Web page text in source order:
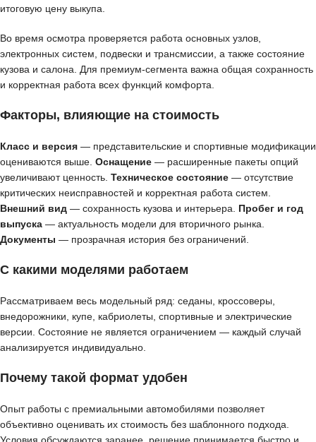
итоговую цену выкупа.
Во время осмотра проверяется работа основных узлов,
электронных систем, подвески и трансмиссии, а также состояние
кузова и салона. Для премиум-сегмента важна общая сохранность
и корректная работа всех функций комфорта.
Факторы, влияющие на стоимость
Класс и версия — представительские и спортивные модификации
оцениваются выше. Оснащение — расширенные пакеты опций
увеличивают ценность. Техническое состояние — отсутствие
критических неисправностей и корректная работа систем.
Внешний вид — сохранность кузова и интерьера. Пробег и год
выпуска — актуальность модели для вторичного рынка.
Документы — прозрачная история без ограничений.
С какими моделями работаем
Рассматриваем весь модельный ряд: седаны, кроссоверы,
внедорожники, купе, кабриолеты, спортивные и электрические
версии. Состояние не является ограничением — каждый случай
анализируется индивидуально.
Почему такой формат удобен
Опыт работы с премиальными автомобилями позволяет
объективно оценивать их стоимость без шаблонного подхода.